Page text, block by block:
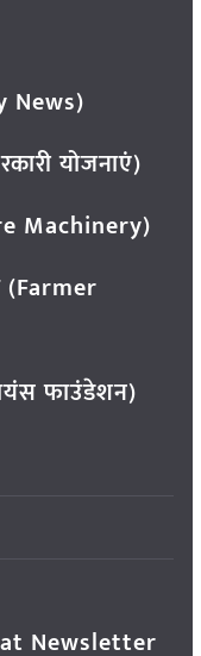
News)
योजनाएं)
Machinery)
(Farmer
फाउंडेशन)
Newsletter